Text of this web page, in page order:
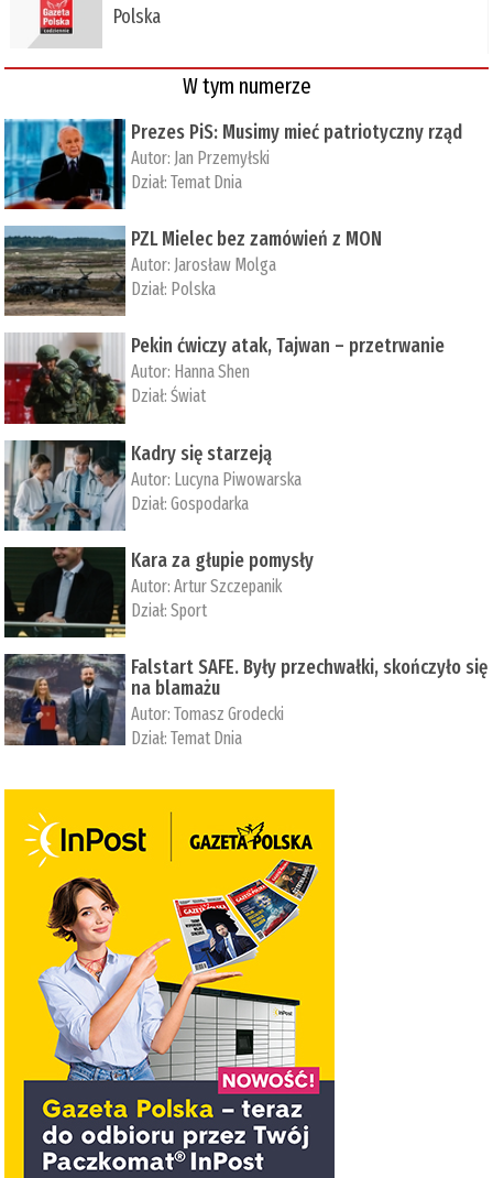
Polska
W tym numerze
Prezes PiS: Musimy mieć patriotyczny rząd
Autor: Jan Przemyłski
Dział:Temat Dnia
PZL Mielec bez zamówień z MON
Autor: Jarosław Molga
Dział: Polska
Pekin ćwiczy atak, Tajwan – przetrwanie
Autor: ­Hanna Shen
Dział:Świat
Kadry się starzeją
Autor: Lucyna Piwowarska
Dział:Gospodarka
Kara za głupie pomysły
Autor:Artur Szczepanik
Dział:Sport
Falstart SAFE. Były przechwałki, skończyło się
na blamażu
Autor:Tomasz Grodecki
Dział:Temat Dnia